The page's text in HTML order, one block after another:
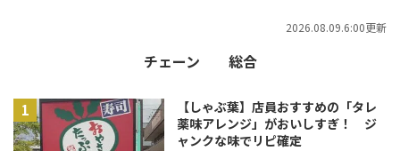
2026.08.09.6:00更新
チェーン 総合
【しゃぶ葉】店員おすすめの「タレ
薬味アレンジ」がおいしすぎ！ ジ
ャンクな味でリピ確定